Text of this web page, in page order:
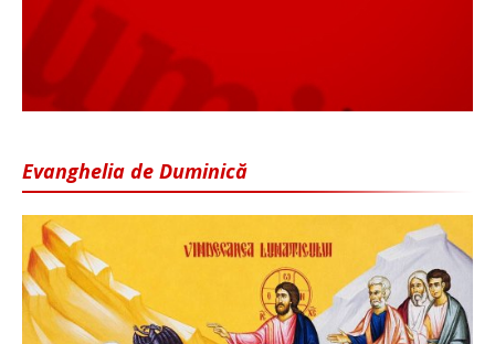
Evanghelia de Duminică